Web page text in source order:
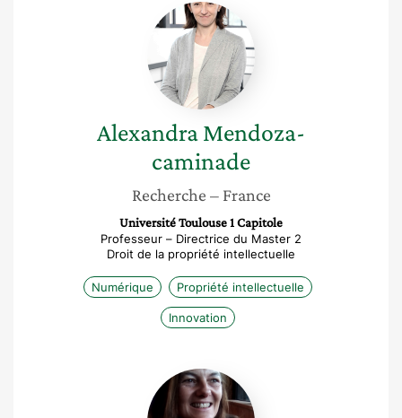
Alexandra
Mendoza-
caminade
AlexandraMendoza-
caminade
Recherche – France
Université Toulouse 1 Capitole
Professeur – Directrice du Master 2
Droit de la propriété intellectuelle
Numérique Propriété intellectuelle
Innovation
Caroline
Perrée